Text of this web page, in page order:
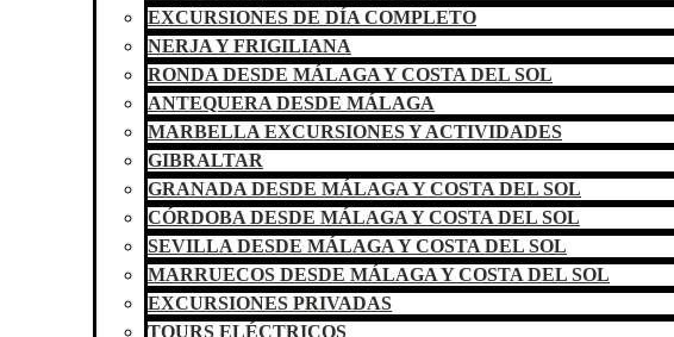
EXCURSIONES DE DÍA COMPLETO
NERJA Y FRIGILIANA
RONDA DESDE MÁLAGA Y COSTA DEL SOL
ANTEQUERA DESDE MÁLAGA
MARBELLA EXCURSIONES Y ACTIVIDADES
GIBRALTAR
GRANADA DESDE MÁLAGA Y COSTA DEL SOL
CÓRDOBA DESDE MÁLAGA Y COSTA DEL SOL
SEVILLA DESDE MÁLAGA Y COSTA DEL SOL
MARRUECOS DESDE MÁLAGA Y COSTA DEL SOL
EXCURSIONES PRIVADAS
TOURS ELÉCTRICOS